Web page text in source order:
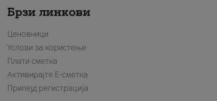
Брзи линкови
Ценовници
Услови за користење
Плати сметка
Активирајте Е-сметка
Припејд регистрација